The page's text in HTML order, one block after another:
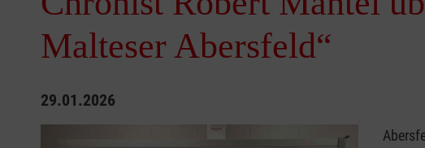
Malteser Abersfeld“
29.01.2026